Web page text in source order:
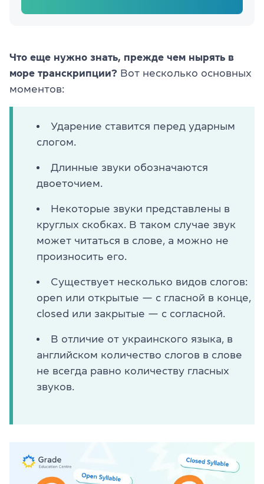
Что еще нужно знать, прежде чем нырять в
море транскрипции? Вот несколько основных
моментов:
Ударение ставится перед ударным
слогом.
Длинные звуки обозначаются
двоеточием.
Некоторые звуки представлены в
круглых скобках. В таком случае звук
может читаться в слове, а можно не
произносить его.
Существует несколько видов слогов:
open или открытые — с гласной в конце,
closed или закрытые — с согласной.
В отличие от украинского языка, в
английском количество слогов в слове
не всегда равно количеству гласных
звуков.